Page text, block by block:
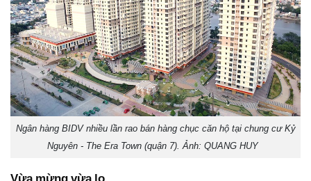
Ngân hàng BIDV nhiều lần rao bán hàng chục căn hộ tại chung cư Kỷ
Nguyên - The Era Town (quận 7). Ảnh: QUANG HUY
Vừa mừng vừa lo